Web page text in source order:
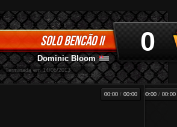
Fórum Facebook
SOLO BENÇÃO II 0
-
Dominic Bloom
Terminada em 14/06/2013
00:00 / 00:00
00:00 / 00:00